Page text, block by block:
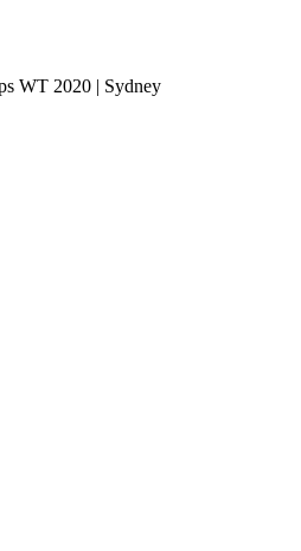
WT 2020 | Sydney